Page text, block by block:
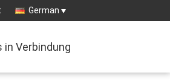
German
in Verbindung